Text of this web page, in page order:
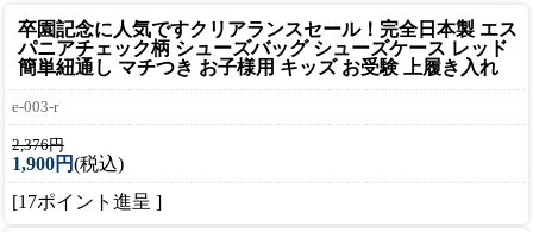
卒園記念に人気ですクリアランスセール！完全日本製 エス
パニアチェック柄 シューズバッグ シューズケース レッド
簡単紐通し マチつき お子様用 キッズ お受験 上履き入れ
e-003-r
2,376円
1,900円(税込)
[17ポイント進呈 ]